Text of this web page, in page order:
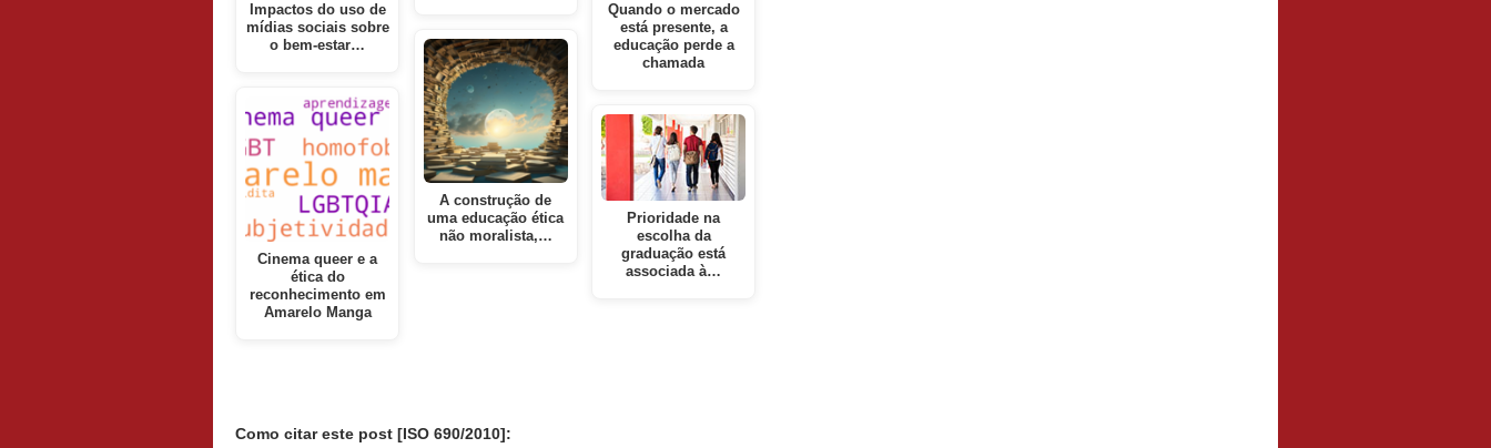
Impactos do uso de
mídias sociais sobre
o bem-estar…
Cinema queer e a
ética do
reconhecimento em
Amarelo Manga
A construção de
uma educação ética
não moralista,…
Quando o mercado
está presente, a
educação perde a
chamada
Prioridade na
escolha da
graduação está
associada à…
Como citar este post [ISO 690/2010]: